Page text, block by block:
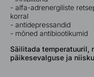
- alfa-adrenergiliste
korral
- antidepressandid
- mõned antibiootikumid
Säilitada temperatuuril,
päikesevalguse ja